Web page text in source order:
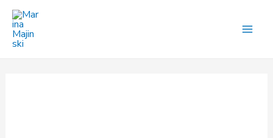
Pređi
sadržaj